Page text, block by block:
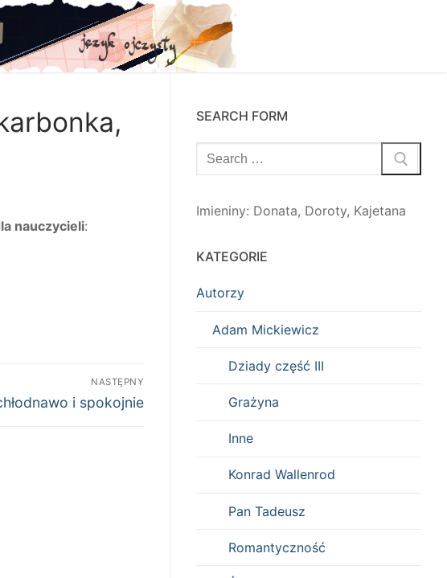
nauczycieli:
NASTĘPNY
i spokojnie
SEARCH FORM
Szukaj:
Imieniny: Donata, Doroty, Kajetana
KATEGORIE
Autorzy
Adam Mickiewicz
Dziady część III
Grażyna
Inne
Konrad Wallenrod
Pan Tadeusz
Romantyczność